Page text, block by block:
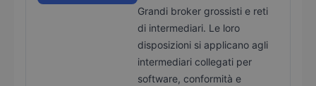
Grandi broker grossisti e reti
di intermediari. Le loro
disposizioni si applicano agli
intermediari collegati per
software, conformità e